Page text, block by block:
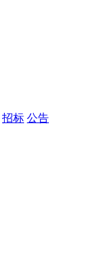
招标 公告